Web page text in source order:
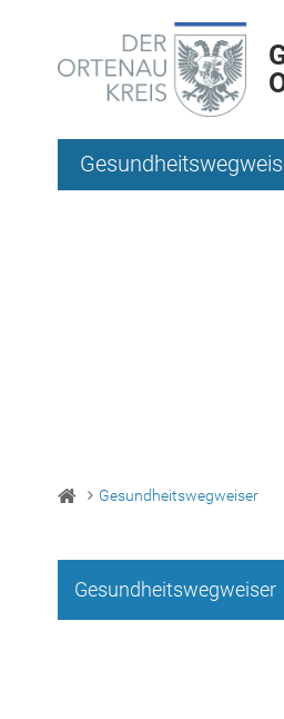
Gesundheitswegweiser
Gesundheitswegweiser